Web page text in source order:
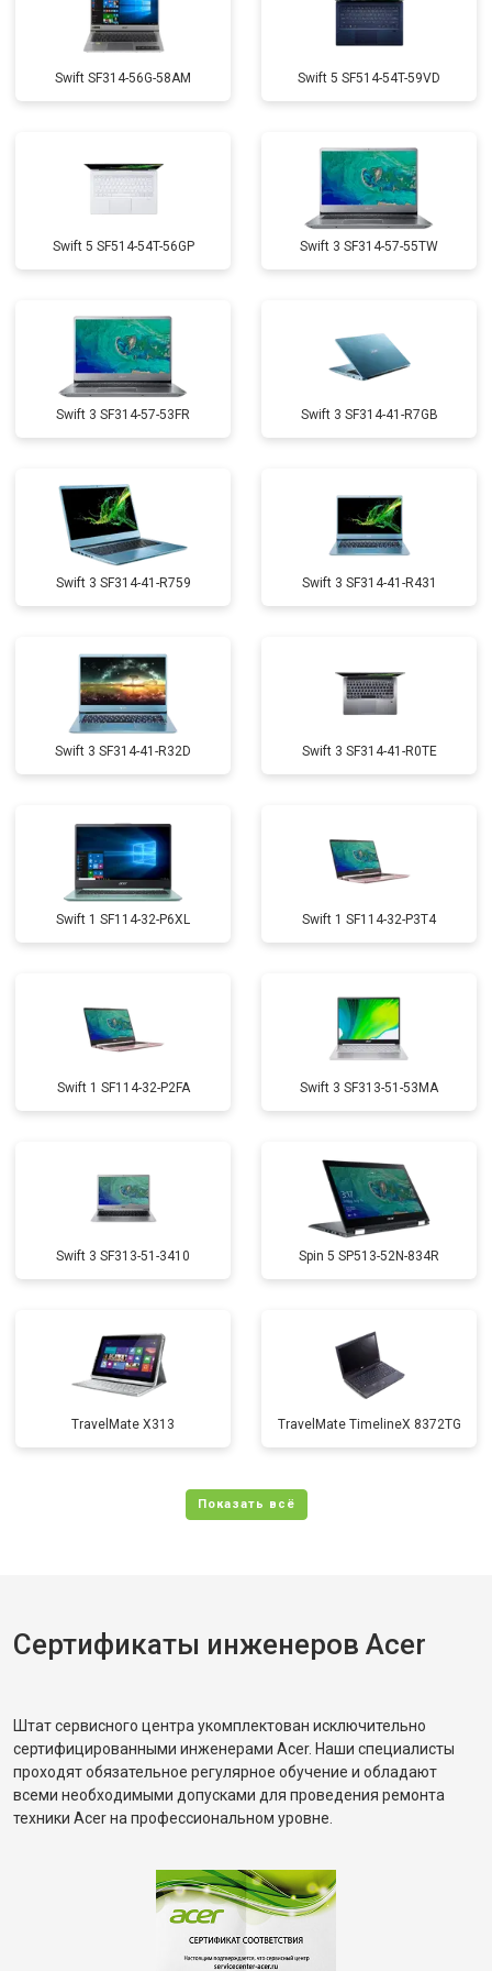
Swift SF314-56G-58AM Swift 5 SF514-54T-59VD
Swift 5 SF514-54T-56GP Swift 3 SF314-57-55TW
Swift 3 SF314-57-53FR Swift 3 SF314-41-R7GB
Swift 3 SF314-41-R759 Swift 3 SF314-41-R431
Swift 3 SF314-41-R32D Swift 3 SF314-41-R0TE
Swift 1 SF114-32-P6XL Swift 1 SF114-32-P3T4
Swift 1 SF114-32-P2FA Swift 3 SF313-51-53MA
Swift 3 SF313-51-3410 Spin 5 SP513-52N-834R
TravelMate X313 TravelMate TimelineX 8372TG
Сертификаты инженеров Acer
Штат сервисного центра укомплектован исключительно
сертифицированными инженерами Acer. Наши специалисты
проходят обязательное регулярное обучение и обладают
всеми необходимыми допусками для проведения ремонта
техники Acer на профессиональном уровне.